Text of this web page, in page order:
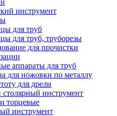
инструмент
для труб
для труб, труборезы
для прочистки
аппараты для труб
для ножовки по металлу
для дрели
инструмент
торцевые
инструмент